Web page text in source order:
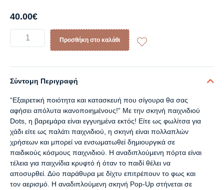
40.00€
Προσθήκη στο καλάθι
Σύντομη Περιγραφή
“Εξαιρετική ποιότητα και κατασκευή που σίγουρα θα σας
αφήσει απόλυτα ικανοποιημένους!” Με την σκηνή παιχνιδιού
Dots, η βαρεμάρα είναι εγγυημένα εκτός! Είτε ως φωλίτσα για
χάδι είτε ως παλάτι παιχνιδιού, η σκηνή είναι πολλαπλών
χρήσεων και μπορεί να ενσωματωθεί δημιουργικά σε
παιδικούς κόσμους παιχνιδιού. Η αναδιπλούμενη πόρτα είναι
τέλεια για παιχνίδια κρυφτό ή όταν το παιδί θέλει να
αποσυρθεί. Δύο παράθυρα με δίχτυ επιτρέπουν το φως και
τον αερισμό. Η αναδιπλούμενη σκηνή Pop-Up στήνεται σε